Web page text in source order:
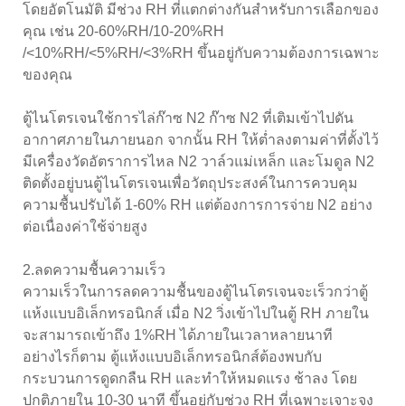
โดยอัตโนมัติ มีช่วง RH ที่แตกต่างกันสำหรับการเลือกของ
คุณ เช่น 20-60%RH/10-20%RH
/<10%RH/<5%RH/<3%RH ขึ้นอยู่กับความต้องการเฉพาะ
ของคุณ
ตู้ไนโตรเจนใช้การไล่ก๊าซ N2 ก๊าซ N2 ที่เติมเข้าไปดัน
อากาศภายในภายนอก จากนั้น RH ให้ต่ำลงตามค่าที่ตั้งไว้
มีเครื่องวัดอัตราการไหล N2 วาล์วแม่เหล็ก และโมดูล N2
ติดตั้งอยู่บนตู้ไนโตรเจนเพื่อวัตถุประสงค์ในการควบคุม
ความชื้นปรับได้ 1-60% RH แต่ต้องการการจ่าย N2 อย่าง
ต่อเนื่องค่าใช้จ่ายสูง
2.ลดความชื้นความเร็ว
ความเร็วในการลดความชื้นของตู้ไนโตรเจนจะเร็วกว่าตู้
แห้งแบบอิเล็กทรอนิกส์ เมื่อ N2 วิ่งเข้าไปในตู้ RH ภายใน
จะสามารถเข้าถึง 1%RH ได้ภายในเวลาหลายนาที
อย่างไรก็ตาม ตู้แห้งแบบอิเล็กทรอนิกส์ต้องพบกับ
กระบวนการดูดกลืน RH และทำให้หมดแรง ช้าลง โดย
ปกติภายใน 10-30 นาที ขึ้นอยู่กับช่วง RH ที่เฉพาะเจาะจง